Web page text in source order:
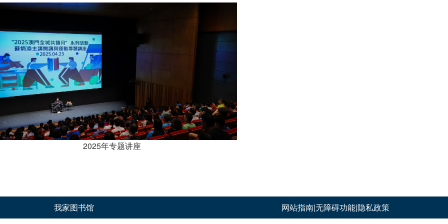
2025年专题讲座
我家图书馆 网站指南|无障碍功能|隐私政策